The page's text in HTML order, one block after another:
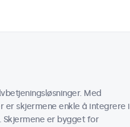
Med
skjermene enkle å integrere i
Skjermene er bygget for